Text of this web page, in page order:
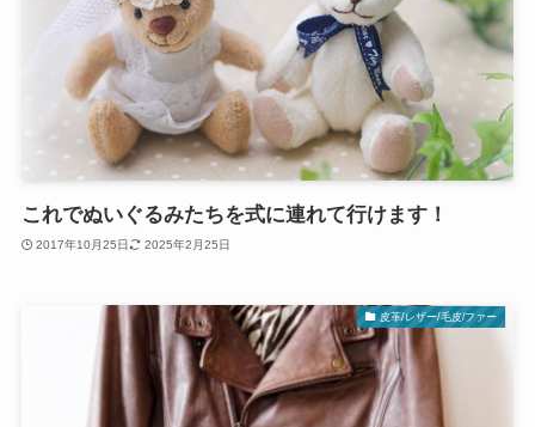
これでぬいぐるみたちを式に連れて行けます！
2017年10月25日 2025年2月25日
皮革/レザー/毛皮/ファー